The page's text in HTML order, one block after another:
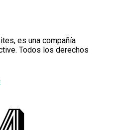
es una compañía
Todos los derechos